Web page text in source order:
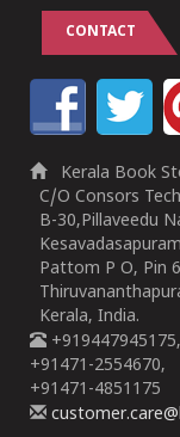
CONTACT
Kerala Book
C/O Consors
B-30,Pillaveedu
Pattom P O, Pin
Kerala, India.
+919447945175,
+91471-2554670,
+91471-4851175